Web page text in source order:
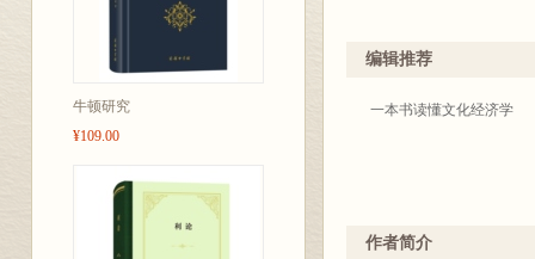
牛顿研究
¥109.00
编辑推荐
一本书读懂文化经济学
作者简介